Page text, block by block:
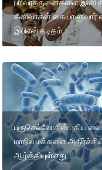
பரிவர்த்தனைகளை இனி
சீனிவாசன் கையாளுவார்
இபிஎஸ் கடிதம்
புரூசெல்லோசிஸ் புதிய
மாநில மக்களை
ஆழ்த்தியுள்ளது.